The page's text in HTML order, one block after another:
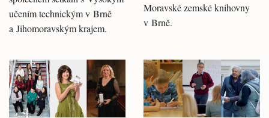
učením technickým v Brně
a Jihomoravským krajem.
Moravské zemské knihovny
v Brně.